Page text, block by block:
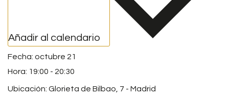
Añadir al calendario
octubre 21
19:00 - 20:30
Ubicación: Glorieta de Bilbao, 7 - Madrid